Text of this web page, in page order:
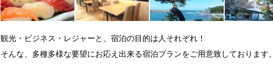
観光・ビジネス・レジャーと、宿泊の目的は人それぞれ！
そんな、多種多様な要望にお応え出来る宿泊プランをご用意致しております。